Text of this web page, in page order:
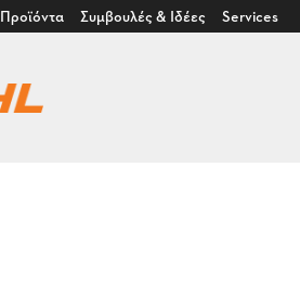
Προϊόντα Συμβουλές & Ιδέες Services